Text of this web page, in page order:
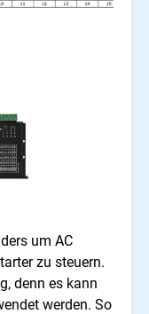
um AC
zu steuern.
denn es kann
werden. So